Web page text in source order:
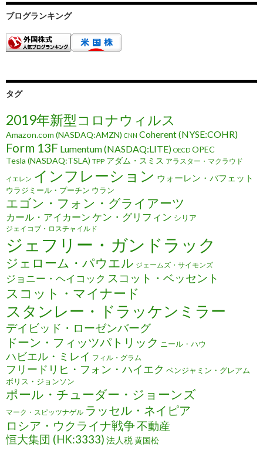
ブログランキング
タグ
2019年新型コロナウィルス
Amazon.com (NASDAQ:AMZN) CNN Coherent (NYSE:COHR)
Form 13F Lumentum (NASDAQ:LITE) OECD OPEC
Tesla (NASDAQ:TSLA) TPP アダム・スミス アラスター・マクラウド
イエレン インフレーション ウォーレン・バフェット
ウラジミール・プーチン ウラン
エゴン・フォン・グライアーツ
カール・アイカーン ケン・グリフィン シリア
ジェイコブ・ロスチャイルド
ジェフリー・ガンドラック
ジェローム・パウエル ジェームズ・サイモンズ
ジョニー・ヘイコック スコット・ベッセント
スコット・マイナード
スタンレー・ドラッケンミラー
デイビッド・ローゼンバーグ
ドーン・フィッツパトリック ニール・ハウ
ハビエル・ミレイ フィル・グラム
フリードリヒ・フォン・ハイエク ベンジャミン・グレアム
ボリス・ジョンソン
ポール・チューダー・ジョーンズ
マーク・スピッツナゲル ラッセル・ネイピア
ロシア・ウクライナ戦争不動産
恒大集団 (HK:3333) 法人税黄国松